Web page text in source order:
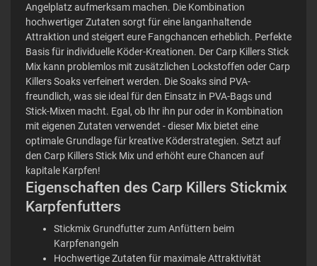
Angelplatz aufmerksam machen. Die Kombination
hochwertiger Zutaten sorgt für eine langanhaltende
Attraktion und steigert eure Fangchancen erheblich. Perfekte
Basis für individuelle Köder-Kreationen. Der Carp Killers Stick
Mix kann problemlos mit zusätzlichen Lockstoffen oder Carp
Killers Soaks verfeinert werden. Die Soaks sind PVA-
freundlich, was sie ideal für den Einsatz in PVA-Bags und
Stick-Mixen macht. Egal, ob Ihr ihn pur oder in Kombination
mit eigenen Zutaten verwendet - dieser Mix bietet eine
optimale Grundlage für kreative Köderstrategien. Setzt auf
den Carp Killers Stick Mix und erhöht eure Chancen auf
kapitale Karpfen!
Eigenschaften des Carp Killers Stickmix
Karpfenfutters
Stickmix Grundfutter zum Anfüttern beim
Karpfenangeln
Hochwertige Zutaten für maximale Attraktivität